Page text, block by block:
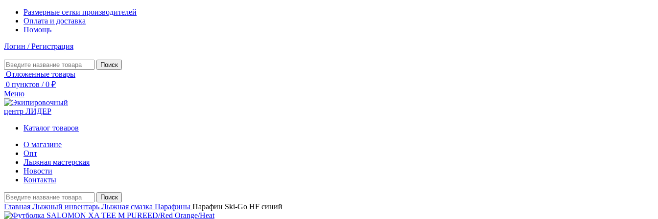
Размерные сетки производителей
Оплата и доставка
Помощь
Логин / Регистрация
Поиск
Отложенные товары
0 пунктов / 0 ₽
Меню
Каталог товаров
О магазине
Опт
Лыжная мастерская
Новости
Контакты
Поиск
Главная Лыжный инвентарь Лыжная смазка Парафины Парафин Ski-Go HF синий